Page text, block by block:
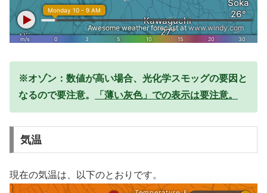
※オゾン：数値が高い場合、光化学スモッグの要因と
なるので要注意。
「薄い灰色」での表示は要注意。
気温
現在の気温は、以下のとおりです。